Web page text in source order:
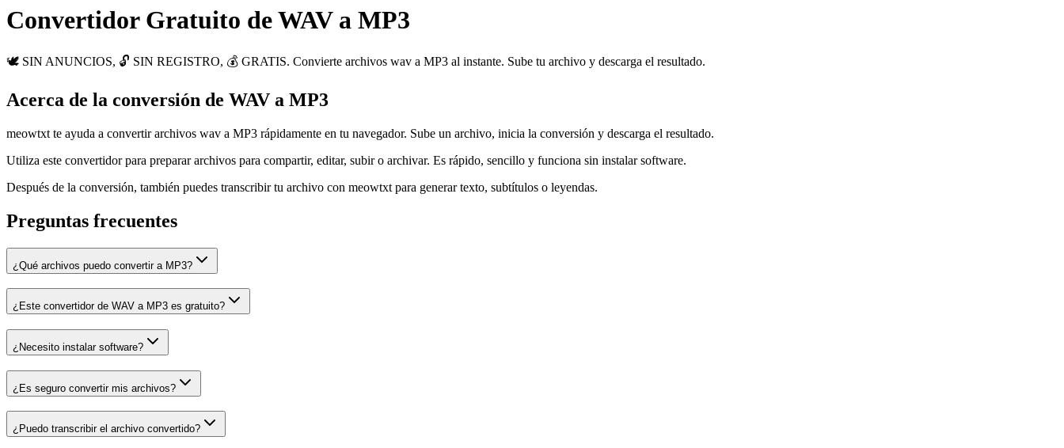
Convertidor Gratuito de WAV a MP3
🕊️ SIN ANUNCIOS, 🔓 SIN REGISTRO, 💰 GRATIS. Convierte archivos wav a MP3 al instante. Sube tu archivo y descarga el resultado.
Acerca de la conversión de WAV a MP3
meowtxt te ayuda a convertir archivos wav a MP3 rápidamente en tu navegador. Sube un archivo, inicia la conversión y descarga el resultado.
Utiliza este convertidor para preparar archivos para compartir, editar, subir o archivar. Es rápido, sencillo y funciona sin instalar software.
Después de la conversión, también puedes transcribir tu archivo con meowtxt para generar texto, subtítulos o leyendas.
Preguntas frecuentes
¿Qué archivos puedo convertir a MP3?
¿Este convertidor de WAV a MP3 es gratuito?
¿Necesito instalar software?
¿Es seguro convertir mis archivos?
¿Puedo transcribir el archivo convertido?